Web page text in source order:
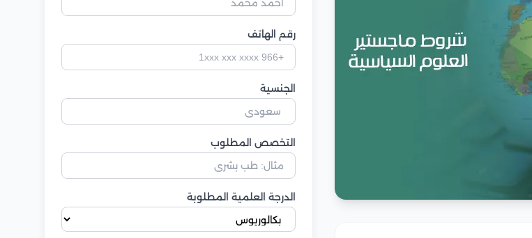
رقم الهاتف
الجنسية
التخصص المطلوب
الدرجة العلمية المطلوبة